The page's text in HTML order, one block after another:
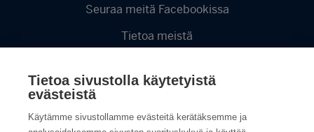
Seuraa meitä Facebookissa
Tietoa meistä
Tietosuojaseloste
Tietoa sivustolla käytetyistä
evästeistä
Käytämme sivustollamme evästeitä kerätäksemme ja